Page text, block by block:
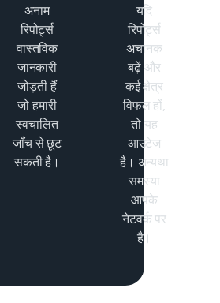
अनाम
रिपोर्ट्स
वास्तविक
जानकारी
जोड़ती हैं
जो हमारी
स्वचालित
जाँच से छूट
सकती है।
यदि
रिपोर्ट्स
अचानक
बढ़ें और
कई क्षेत्र
विफल हों,
तो यह
आउटेज
है। अन्यथा
समस्या
आपके
नेटवर्क पर
है।